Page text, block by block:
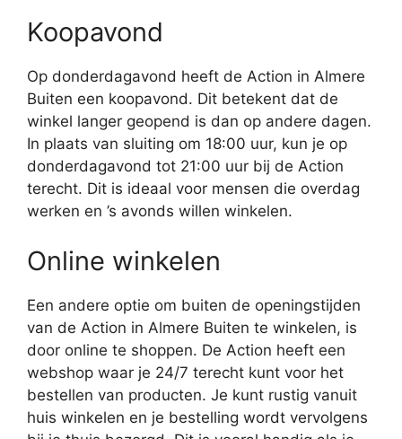
Koopavond
Op donderdagavond heeft de Action in Almere
Buiten een koopavond. Dit betekent dat de
winkel langer geopend is dan op andere dagen.
In plaats van sluiting om 18:00 uur, kun je op
donderdagavond tot 21:00 uur bij de Action
terecht. Dit is ideaal voor mensen die overdag
werken en ’s avonds willen winkelen.
Online winkelen
Een andere optie om buiten de openingstijden
van de Action in Almere Buiten te winkelen, is
door online te shoppen. De Action heeft een
webshop waar je 24/7 terecht kunt voor het
bestellen van producten. Je kunt rustig vanuit
huis winkelen en je bestelling wordt vervolgens